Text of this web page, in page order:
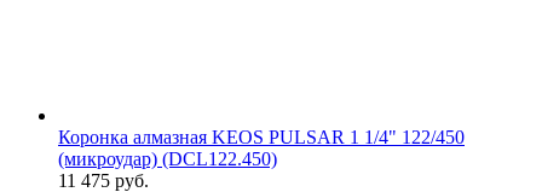
Коронка алмазная KEOS PULSAR 1 1/4" 122/450
(микроудар) (DCL122.450)
11 475 руб.